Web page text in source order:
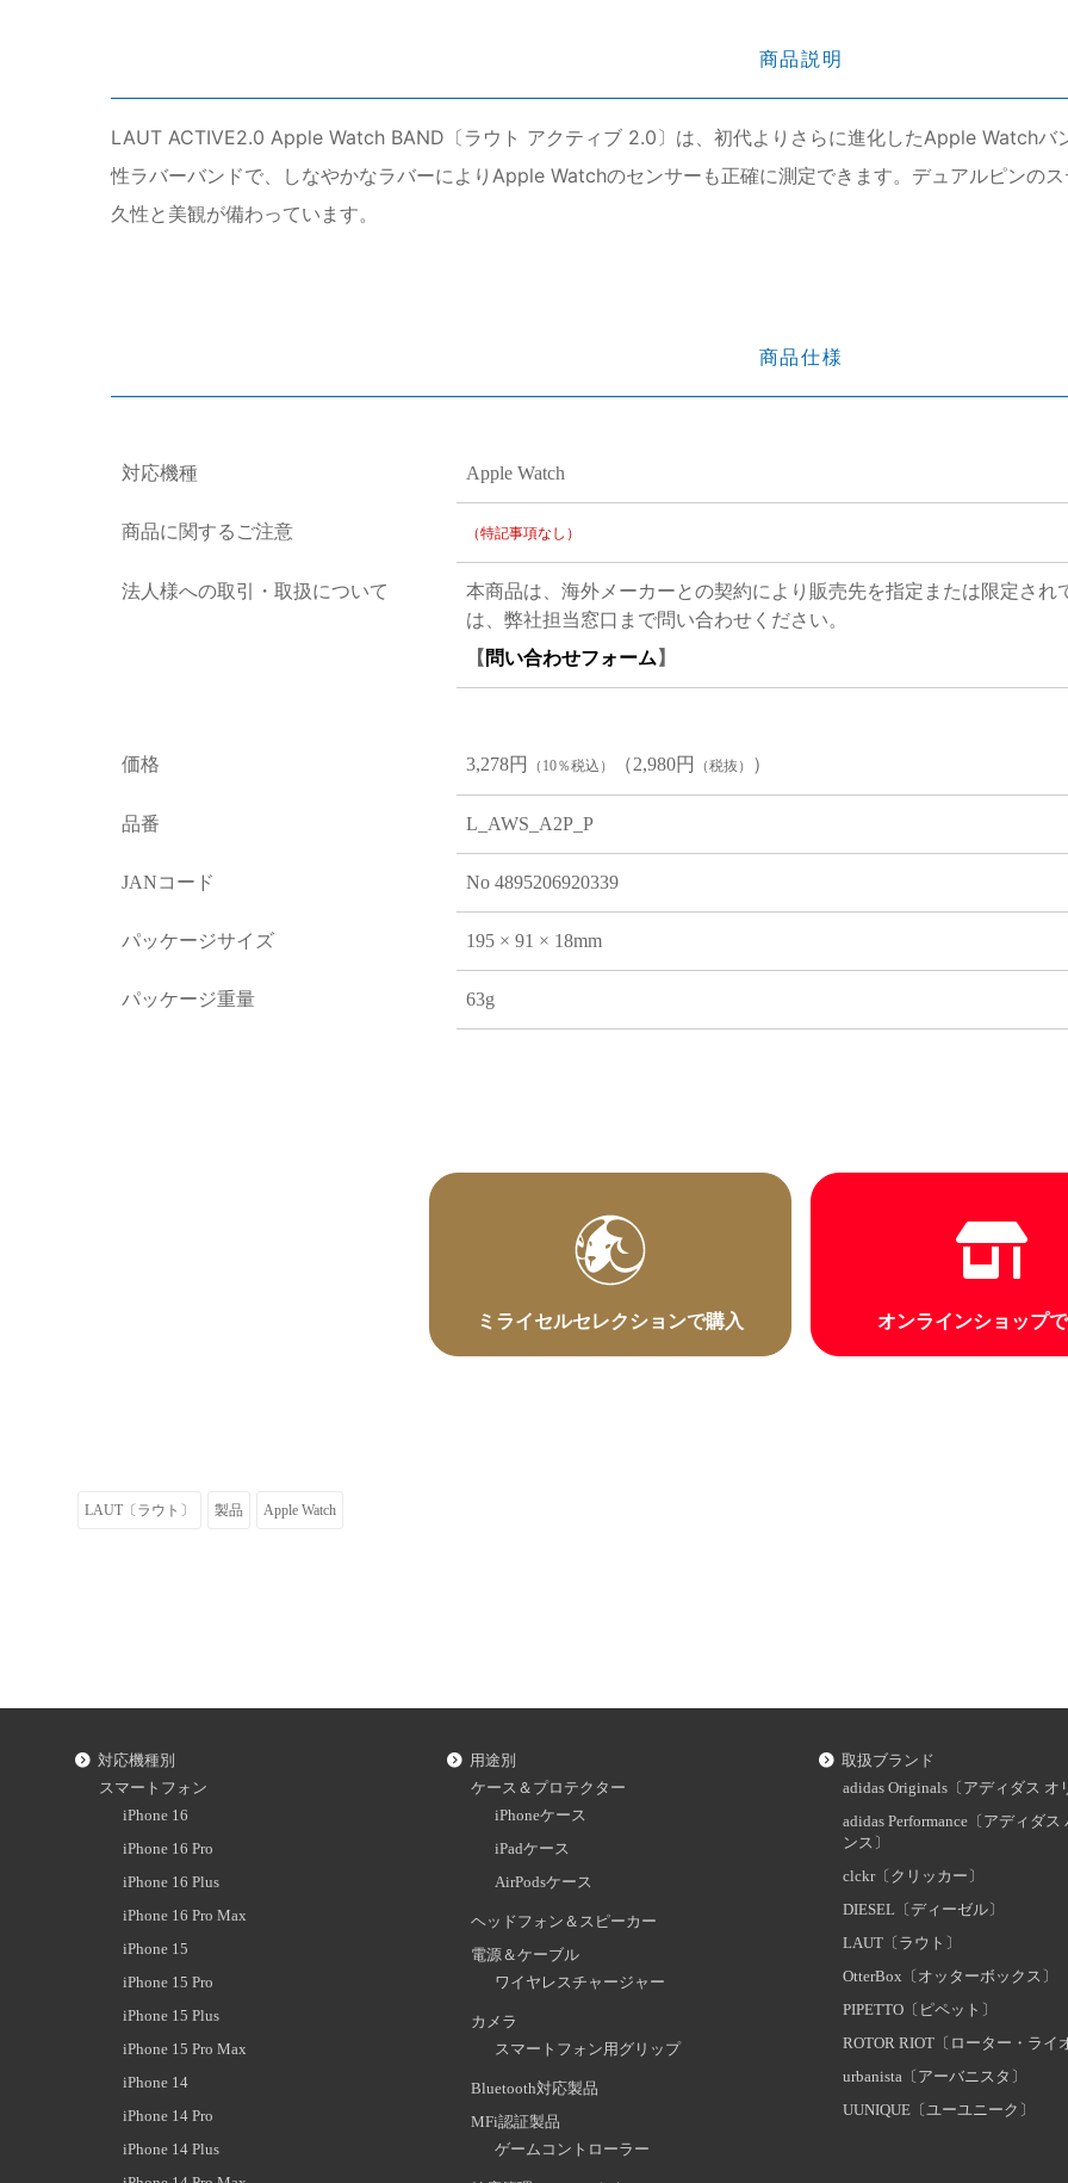
商品説明
LAUT ACTIVE2.0 Apple Watch BAND〔ラウト アクティブ 2.0〕は、初代よりさらに進化したApple Watchバ
性ラバーバンドで、しなやかなラバーによりApple Watchのセンサーも正確に測定できます。デュアルピンの
久性と美観が備わっています。
商品仕様
対応機種 Apple Watch
商品に関するご注意 （特記事項なし）
法人様への取引・取扱について
本商品は、海外メーカーとの契約により販売先を指定または限定さ
は、弊社担当窓口まで問い合わせください。
【 問い合わせフォーム】
価格 3,278円 （10％税込） （2,980円 （税抜） ）
品番 L_AWS_A2P_P
JANコード No 4895206920339
パッケージサイズ 195 × 91 × 18mm
パッケージ重量 63g
ミライセルセレクションで購入 オンラインショップ
LAUT〔ラウト〕 製品 Apple Watch
対応機種別
スマートフォン
iPhone 16
iPhone 16 Pro
iPhone 16 Plus
iPhone 16 Pro Max
iPhone 15
iPhone 15 Pro
iPhone 15 Plus
iPhone 15 Pro Max
iPhone 14
iPhone 14 Pro
iPhone 14 Plus
用途別
ケース＆プロテクター
iPhoneケース
iPadケース
AirPodsケース
ヘッドフォン＆スピーカー
電源＆ケーブル
ワイヤレスチャージャー
カメラ
スマートフォン用グリップ
Bluetooth対応製品
MFi認証製品
ゲームコントローラー
取扱ブランド
adidas Originals〔アディダス オ
adidas Performance〔アディダス
ンス〕
clckr〔クリッカー〕
DIESEL〔ディーゼル〕
LAUT〔ラウト〕
OtterBox〔オッターボックス〕
PIPETTO〔ピペット〕
ROTOR RIOT〔ローター・ライ
urbanista〔アーバニスタ〕
UUNIQUE〔ユーユニーク〕